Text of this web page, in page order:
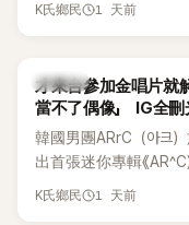
K氏鄉民 1 天前
K-POP
才來台參加金唱片就
當不了偶像」 IG全刪
韓國男團ARrC（아크
出首張迷你專輯《
張作品則是2025年11
K氏鄉民 1 天前